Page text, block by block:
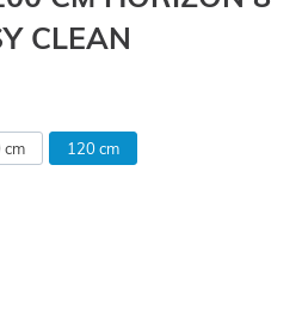
CLEAN
cm 120 cm